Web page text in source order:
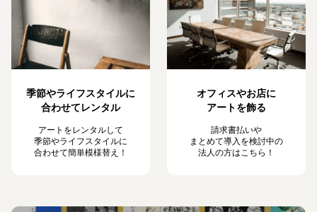
季節やライフスタイルに
合わせてレンタル
アートをレンタルして
季節やライフスタイルに
合わせて簡単模様替え！
オフィスやお店に
アートを飾る
請求書払いや
まとめて導入を検討中の
法人の方はこちら！